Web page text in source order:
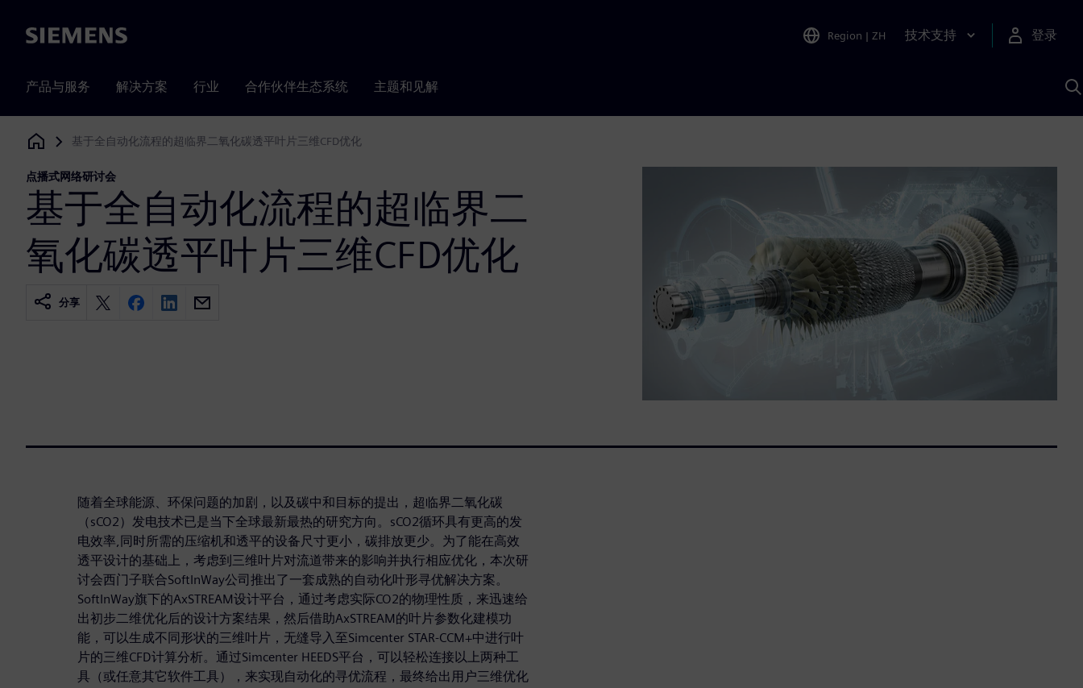
Siemens Region | ZH 技术支持 登录
产品与服务 解决方案 行业 合作伙伴生态系统 主题和见解
Siemens Digital Industries Software
基于全自动化流程的超临界二氧化碳透平叶片三维CFD优化
点播式网络研讨会
基于全自动化流程的超临界二
氧化碳透平叶片三维CFD优化
分享
随着全球能源、环保问题的加剧，以及碳中和目标的提出，超临界二氧化碳
（sCO2）发电技术已是当下全球最新最热的研究方向。sCO2循环具有更高的发
电效率,同时所需的压缩机和透平的设备尺寸更小，碳排放更少。为了能在高效
透平设计的基础上，考虑到三维叶片对流道带来的影响并执行相应优化，本次研
讨会西门子联合SoftInWay公司推出了一套成熟的自动化叶形寻优解决方案。
SoftInWay旗下的AxSTREAM设计平台，通过考虑实际CO2的物理性质，来迅速给
出初步二维优化后的设计方案结果，然后借助AxSTREAM的叶片参数化建模功
能，可以生成不同形状的三维叶片，无缝导入至Simcenter STAR-CCM+中进行叶
片的三维CFD计算分析。通过Simcenter HEEDS平台，可以轻松连接以上两种工
具（或任意其它软件工具），来实现自动化的寻优流程，最终给出用户三维优化